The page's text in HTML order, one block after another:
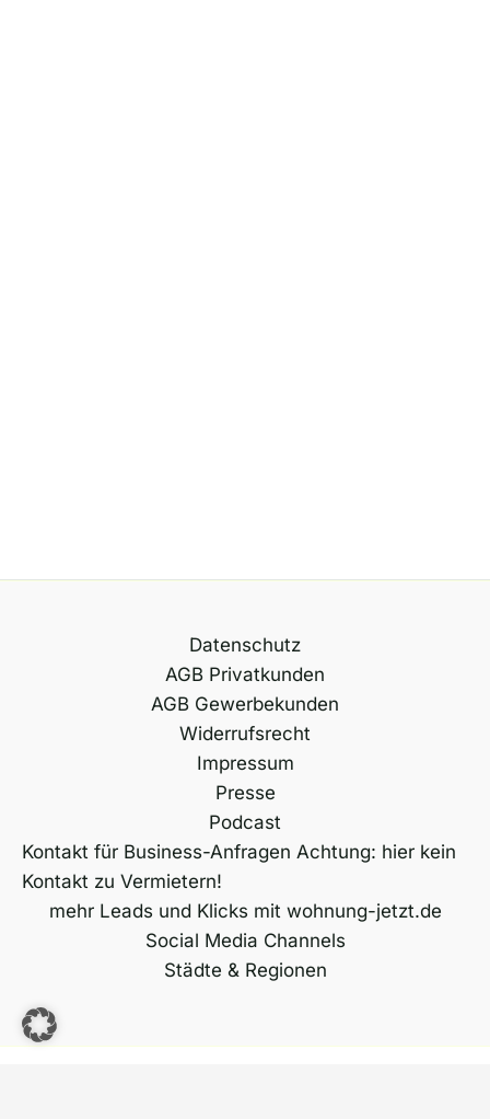
Datenschutz
AGB Privatkunden
AGB Gewerbekunden
Widerrufsrecht
Impressum
Presse
Podcast
Kontakt für Business-Anfragen Achtung: hier kein
Kontakt zu Vermietern!
mehr Leads und Klicks mit wohnung-jetzt.de
Social Media Channels
Städte & Regionen